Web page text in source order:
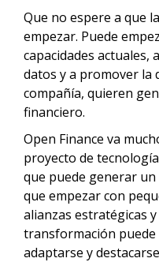
Que no espere a que
empezar. Puede
capacidades actuales,
datos y a promover la
compañía, quieren
financiero.
Open Finance va
proyecto de
que puede generar
que empezar con
alianzas estratégicas
transformación
adaptarse y